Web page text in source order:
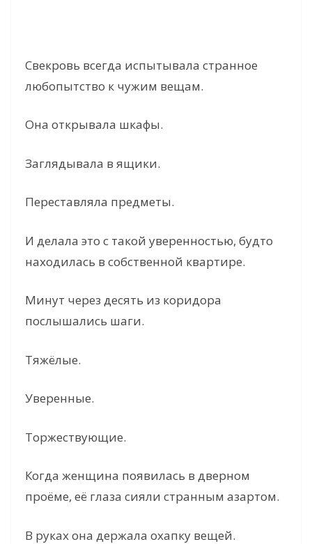
Свекровь всегда испытывала странное
любопытство к чужим вещам.
Она открывала шкафы.
Заглядывала в ящики.
Переставляла предметы.
И делала это с такой уверенностью, будто
находилась в собственной квартире.
Минут через десять из коридора
послышались шаги.
Тяжёлые.
Уверенные.
Торжествующие.
Когда женщина появилась в дверном
проёме, её глаза сияли странным азартом.
В руках она держала охапку вещей.